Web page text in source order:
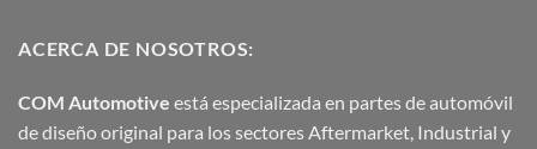
ACERCA DE NOSOTROS:
COM Automotive está especializada en partes de automóvil
de diseño original para los sectores Aftermarket, Industrial y